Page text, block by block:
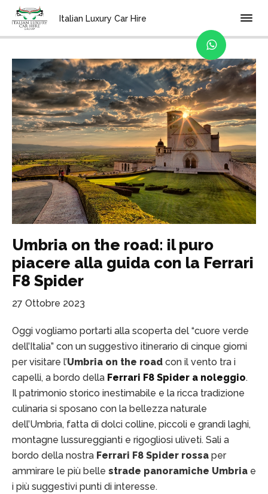
Italian Luxury Car Hire
Home Blog
Umbria on the road: il puro
piacere alla guida con la Ferrari
F8 Spider
27 Ottobre 2023
Oggi vogliamo portarti alla scoperta del “cuore verde
dell’Italia” con un suggestivo itinerario di cinque giorni
per visitare l’Umbria on the road con il vento tra i
capelli, a bordo della Ferrari F8 Spider a noleggio.
Il patrimonio storico inestimabile e la ricca tradizione
culinaria si sposano con la bellezza naturale
dell’Umbria, fatta di dolci colline, piccoli e grandi laghi,
montagne lussureggianti e rigogliosi uliveti. Sali a
bordo della nostra Ferrari F8 Spider rossa per
ammirare le più belle strade panoramiche Umbria e
i più suggestivi punti di interesse.